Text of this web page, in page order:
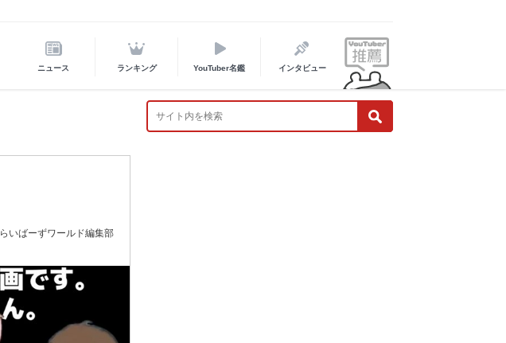
ニュース ランキング YouTuber名鑑 インタビュー
らいばーずワールド編集部